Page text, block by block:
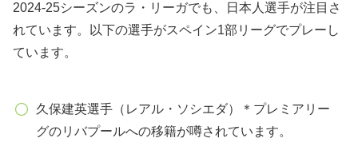
2024-25シーズンのラ・リーガでも、日本人選手が注目さ
れています。以下の選手がスペイン1部リーグでプレーし
ています。
久保建英選手（レアル・ソシエダ）＊プレミアリー
グのリバプールへの移籍が噂されています。